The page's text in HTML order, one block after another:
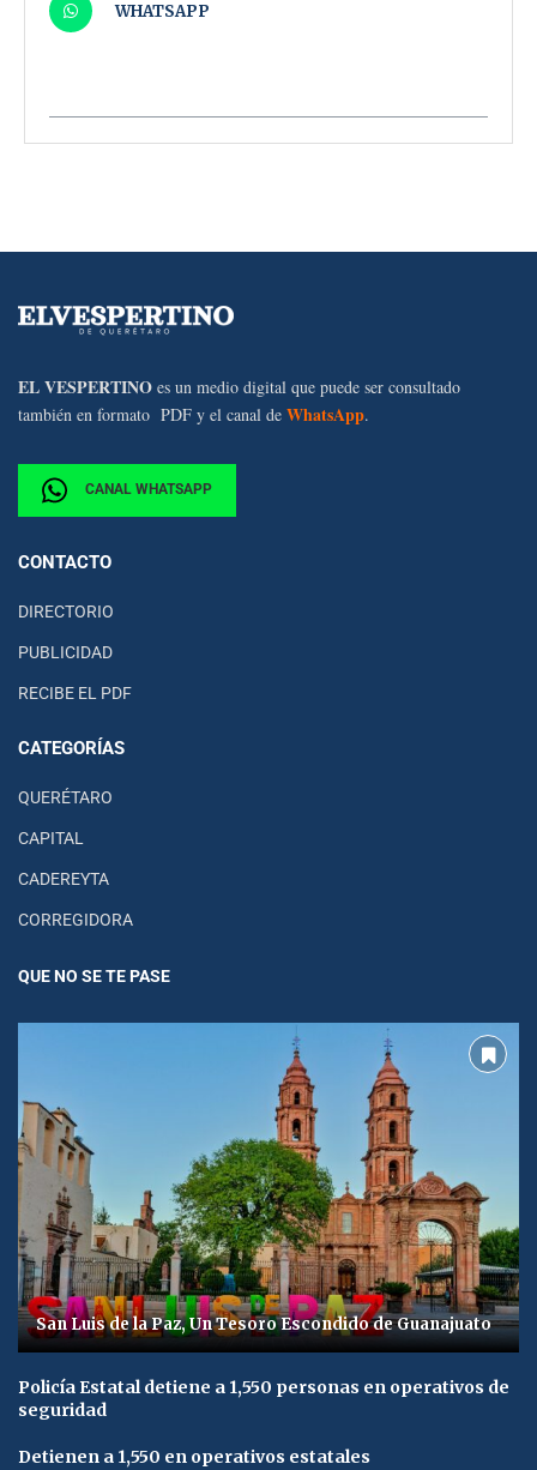
WHATSAPP
EL VESPERTINO es un medio digital que puede ser consultado
también en formato PDF y el canal de WhatsApp.
CANAL WHATSAPP
CONTACTO
DIRECTORIO
PUBLICIDAD
RECIBE EL PDF
CATEGORÍAS
QUERÉTARO
CAPITAL
CADEREYTA
CORREGIDORA
QUE NO SE TE PASE
San Luis de la Paz, Un Tesoro Escondido de Guanajuato
Policía Estatal detiene a 1,550 personas en operativos de
seguridad
Detienen a 1,550 en operativos estatales